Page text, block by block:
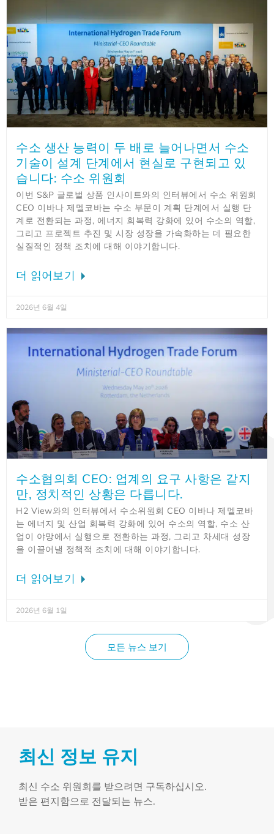
수소 생산 능력이 두 배로 늘어나면서 수소
기술이 설계 단계에서 현실로 구현되고 있
습니다: 수소 위원회
이번 S&P 글로벌 상품 인사이트와의 인터뷰에서 수소 위원회
CEO 이바나 제멜코바는 수소 부문이 계획 단계에서 실행 단
계로 전환되는 과정, 에너지 회복력 강화에 있어 수소의 역할,
그리고 프로젝트 추진 및 시장 성장을 가속화하는 데 필요한
실질적인 정책 조치에 대해 이야기합니다.
더 읽어보기
2026년 6월 4일
수소협의회 CEO: 업계의 요구 사항은 같지
만, 정치적인 상황은 다릅니다.
H2 View와의 인터뷰에서 수소위원회 CEO 이바나 제멜코바
는 에너지 및 산업 회복력 강화에 있어 수소의 역할, 수소 산
업이 야망에서 실행으로 전환하는 과정, 그리고 차세대 성장
을 이끌어낼 정책적 조치에 대해 이야기합니다.
더 읽어보기
2026년 6월 1일
모든 뉴스 보기
최신 정보 유지
최신 수소 위원회를 받으려면 구독하십시오.
받은 편지함으로 전달되는 뉴스.